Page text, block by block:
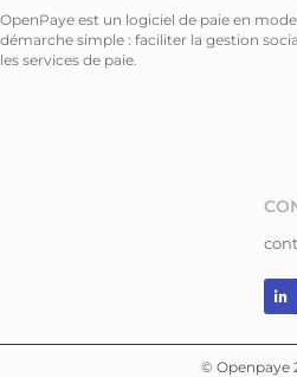
OpenPaye est un logiciel de paie en
démarche simple : faciliter la gestion
les services de paie.
© Openpaye